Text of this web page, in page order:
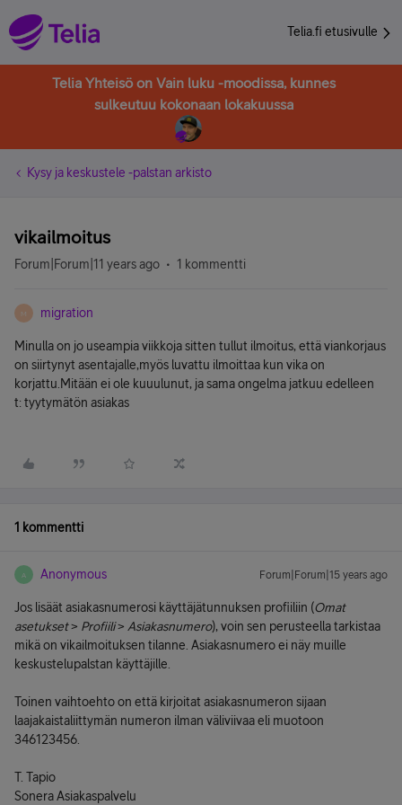
Telia.fi etusivulle
Telia Yhteisö on Vain luku -moodissa, kunnes
sulkeutuu kokonaan lokakuussa
Kysy ja keskustele -palstan arkisto
vikailmoitus
Forum|Forum|11 years ago 1 kommentti
M migration
Minulla on jo useampia viikkoja sitten tullut ilmoitus, että viankorjaus
on siirtynyt asentajalle,myös luvattu ilmoittaa kun vika on
korjattu.Mitään ei ole kuuulunut, ja sama ongelma jatkuu edelleen
t: tyytymätön asiakas
1 kommentti
A Anonymous Forum|Forum|15 years ago
Jos lisäät asiakasnumerosi käyttäjätunnuksen profiiliin (Omat
asetukset> Profiili> Asiakasnumero), voin sen perusteella tarkistaa
mikä on vikailmoituksen tilanne. Asiakasnumero ei näy muille
keskustelupalstan käyttäjille.
Toinen vaihtoehto on että kirjoitat asiakasnumeron sijaan
laajakaistaliittymän numeron ilman väliviivaa eli muotoon
346123456.
T. Tapio
Sonera Asiakaspalvelu